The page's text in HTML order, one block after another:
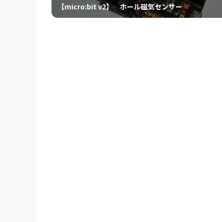
【micro:bit v2】 ホール磁気センサー